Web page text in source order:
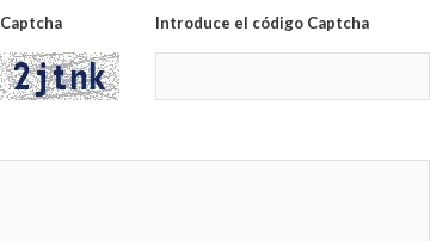
Captcha Introduce el código Captcha